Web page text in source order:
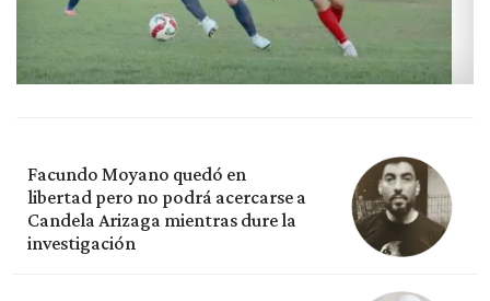
Facundo Moyano quedó en
libertad pero no podrá acercarse a
Candela Arizaga mientras dure la
investigación